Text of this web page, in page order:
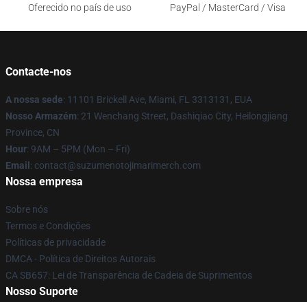
Oferecido no país de uso
PayPal / MasterCard / Visa
Contacte-nos
A nossa sede: 11101 Brickell Ave, Miami, FL 3313131, EUA
Nosso Armazém: 21 Wenchang Street, Dashiqiao City, Heilongjiang
Province, CN
Hour: 9AM – 5PM (Mon – Fri)
Email : contact@suzumenotojimarimerch.com
Nossa empresa
Sobre nós
Termos e Condições
Políticas de privacidade
DMCA - Política de Direitos Autorais
CA SB657: Lei de Transparência de Cadeia de Suprimentos
Nosso Suporte